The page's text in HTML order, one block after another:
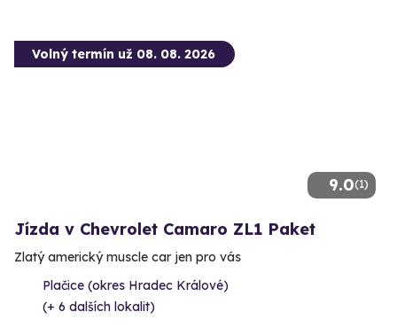
9.0(1)
Volný termín už 08. 08. 2026
Jízda v Chevrolet Camaro ZL1 Paket
Zlatý americký muscle car jen pro vás
Plačice (okres Hradec Králové)
(+ 6 dalších lokalit)